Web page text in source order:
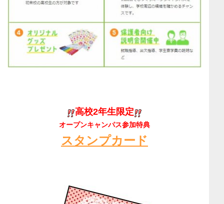
高校2年生限定
オープンキャンパス参加特典
スタンプカード